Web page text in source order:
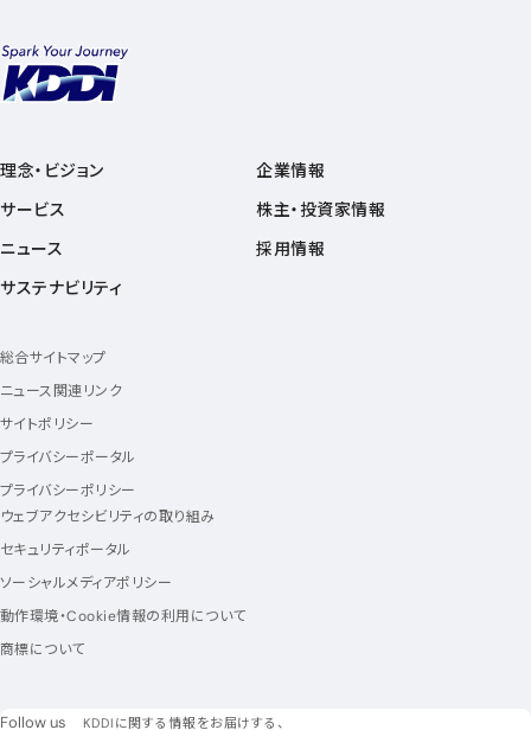
理念・ビジョン
サービス
ニュース
サステナビリティ
企業情報
株主・投資家情報
採用情報
総合サイトマップ
ニュース関連リンク
サイトポリシー
プライバシーポータル
プライバシーポリシー
ウェブアクセシビリティの取り組み
セキュリティポータル
ソーシャルメディアポリシー
動作環境・Cookie情報の利用について
商標について
Follow us フォローアス
KDDIに関する情報をお届けする、